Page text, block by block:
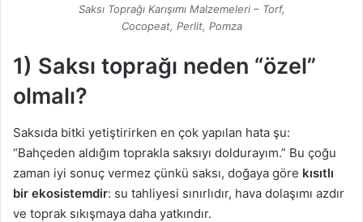
Saksı Toprağı Karışımı Malzemeleri – Torf,
Cocopeat, Perlit, Pomza
1) Saksı toprağı neden “özel”
olmalı?
Saksıda bitki yetiştirirken en çok yapılan hata şu:
“Bahçeden aldığım toprakla saksıyı doldurayım.” Bu çoğu
zaman iyi sonuç vermez çünkü saksı, doğaya göre kısıtlı
bir ekosistemdir: su tahliyesi sınırlıdır, hava dolaşımı azdır
ve toprak sıkışmaya daha yatkındır.